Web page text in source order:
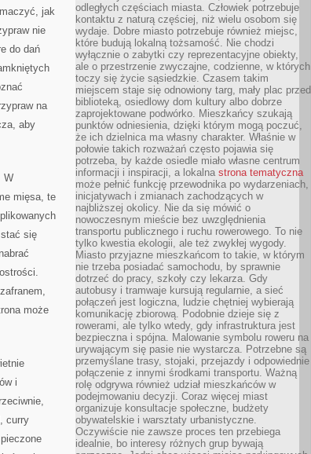
jak
nie
do dań
na
aby
W
mięsa, te
się
może
i
curry
odległych częściach miasta. Człowiek potrzebuje
kontaktu z naturą częściej, niż wielu osobom się
wydaje. Dobre miasto potrzebuje również miejsc,
które budują lokalną tożsamość. Nie chodzi
wyłącznie o zabytki czy reprezentacyjne obiekty,
ale o przestrzenie zwyczajne, codzienne, w których
toczy się życie sąsiedzkie. Czasem takim
miejscem staje się odnowiony targ, mały plac przed
biblioteką, osiedlowy dom kultury albo dobrze
zaprojektowane podwórko. Mieszkańcy szukają
punktów odniesienia, dzięki którym mogą poczuć,
że ich dzielnica ma własny charakter. Właśnie w
połowie takich rozważań często pojawia się
potrzeba, by każde osiedle miało własne centrum
informacji i inspiracji, a lokalna strona tematyczna
może pełnić funkcję przewodnika po wydarzeniach,
inicjatywach i zmianach zachodzących w
najbliższej okolicy. Nie da się mówić o
nowoczesnym mieście bez uwzględnienia
transportu publicznego i ruchu rowerowego. To nie
tylko kwestia ekologii, ale też zwykłej wygody.
Miasto przyjazne mieszkańcom to takie, w którym
nie trzeba posiadać samochodu, by sprawnie
dotrzeć do pracy, szkoły czy lekarza. Gdy
autobusy i tramwaje kursują regularnie, a sieć
połączeń jest logiczna, ludzie chętniej wybierają
komunikację zbiorową. Podobnie dzieje się z
rowerami, ale tylko wtedy, gdy infrastruktura jest
bezpieczna i spójna. Malowanie symbolu roweru na
urywającym się pasie nie wystarcza. Potrzebne są
przemyślane trasy, stojaki, przejazdy i odpowiednie
połączenie z innymi środkami transportu. Ważną
rolę odgrywa również udział mieszkańców w
podejmowaniu decyzji. Coraz więcej miast
organizuje konsultacje społeczne, budżety
obywatelskie i warsztaty urbanistyczne.
Oczywiście nie zawsze proces ten przebiega
idealnie, bo interesy różnych grup bywają